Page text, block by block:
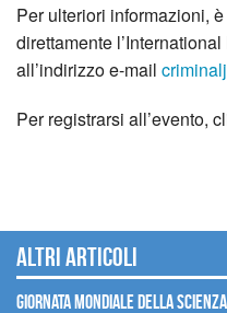
Per ulteriori informazioni,
direttamente
all’indirizzo e-mail
Per registrarsi all’evento,
Altri articoli
Giornata mondiale della